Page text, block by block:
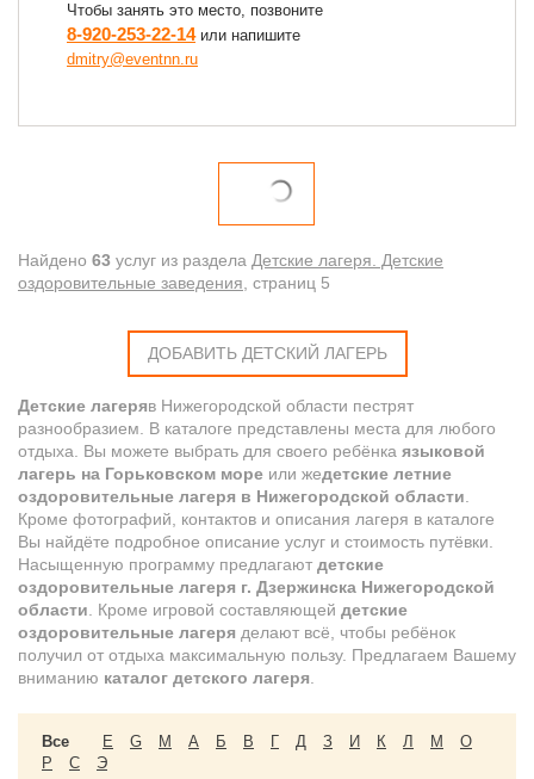
Чтобы занять это место, позвоните
8-920-253-22-14или напишите
dmitry@eventnn.ru
Найдено 63 услуг из раздела Детские лагеря. Детские
оздоровительные заведения , cтраниц 5
ДОБАВИТЬ ДЕТСКИЙ ЛАГЕРЬ
Детские лагеряв Нижегородской области пестрят
разнообразием. В каталоге представлены места для любого
отдыха. Вы можете выбрать для своего ребёнка языковой
лагерь на Горьковском море или жедетские летние
оздоровительные лагеря в Нижегородской области
Кроме фотографий, контактов и описания лагеря в каталоге
Вы найдёте подробное описание услуг и стоимость путёвки.
Насыщенную программу предлагают детские
оздоровительные лагеря г. Дзержинска Нижегородской
области . Кроме игровой составляющей детские
оздоровительные лагеря делают всё, чтобы ребёнок
получил от отдыха максимальную пользу. Предлагаем Вашему
вниманию каталог детского лагеря
Все E G M А Б В Г Д З И К Л М
О
Р
С Э